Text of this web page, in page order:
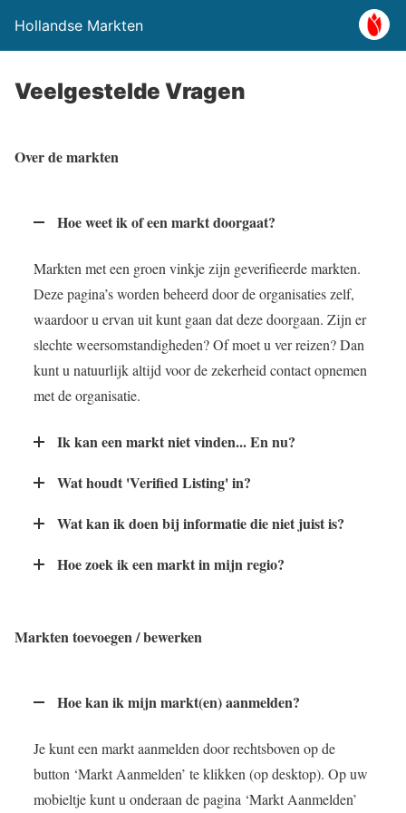
Hollandse Markten
Veelgestelde Vragen
Over de markten
Hoe weet ik of een markt doorgaat?
Markten met een groen vinkje zijn geverifieerde markten.
Deze pagina’s worden beheerd door de organisaties zelf,
waardoor u ervan uit kunt gaan dat deze doorgaan. Zijn er
slechte weersomstandigheden? Of moet u ver reizen? Dan
kunt u natuurlijk altijd voor de zekerheid contact opnemen
met de organisatie.
Ik kan een markt niet vinden... En nu?
Wat houdt 'Verified Listing' in?
Wat kan ik doen bij informatie die niet juist is?
Hoe zoek ik een markt in mijn regio?
Markten toevoegen / bewerken
Hoe kan ik mijn markt(en) aanmelden?
Je kunt een markt aanmelden door rechtsboven op de
button ‘Markt Aanmelden’ te klikken (op desktop). Op uw
mobieltje kunt u onderaan de pagina ‘Markt Aanmelden’